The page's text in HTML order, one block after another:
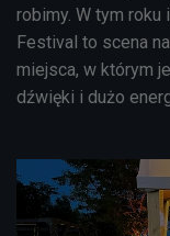
robimy. W tym roku
Festival to scena
miejsca, w którym
dźwięki i dużo